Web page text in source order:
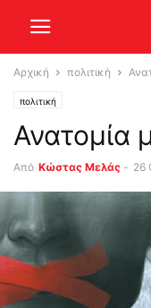
Αρχική πολιτική
πολιτική
Ανατομία
Από Κώστας Μελάς - 26